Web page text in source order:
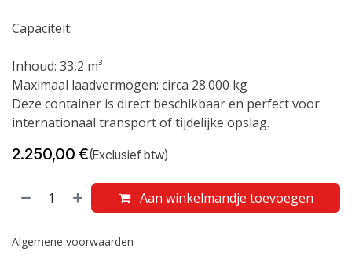
Capaciteit:
Inhoud: 33,2 m³
Maximaal laadvermogen: circa 28.000 kg
Deze container is direct beschikbaar en perfect voor
internationaal transport of tijdelijke opslag.
2.250,00 €(Exclusief btw)
Aan winkelmandje toevoegen
Algemene voorwaarden